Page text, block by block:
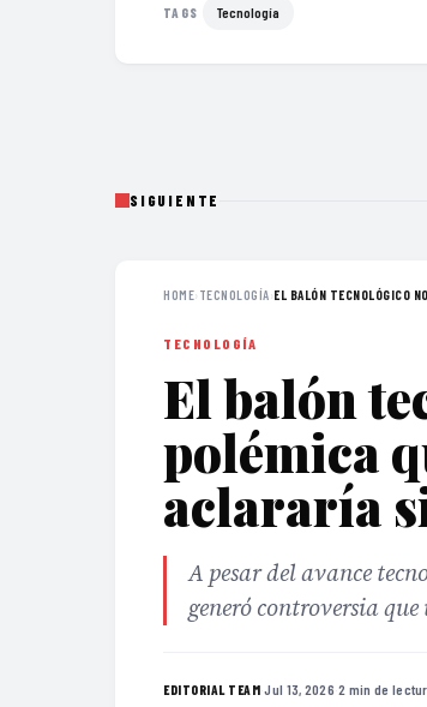
TAGS Tecnología
SIGUIENTE
HOME› TECNOLOGÍA›EL BALÓN TECNOLÓGICO
TECNOLOGÍA
El balón
polémica
aclararía
A pesar del avance
generó controversia
EDITORIAL TEAM·Jul 13, 2026·2 min de